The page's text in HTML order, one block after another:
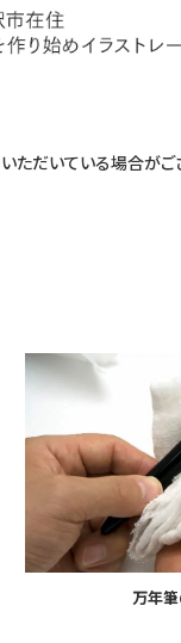
だいている場合がご
万年